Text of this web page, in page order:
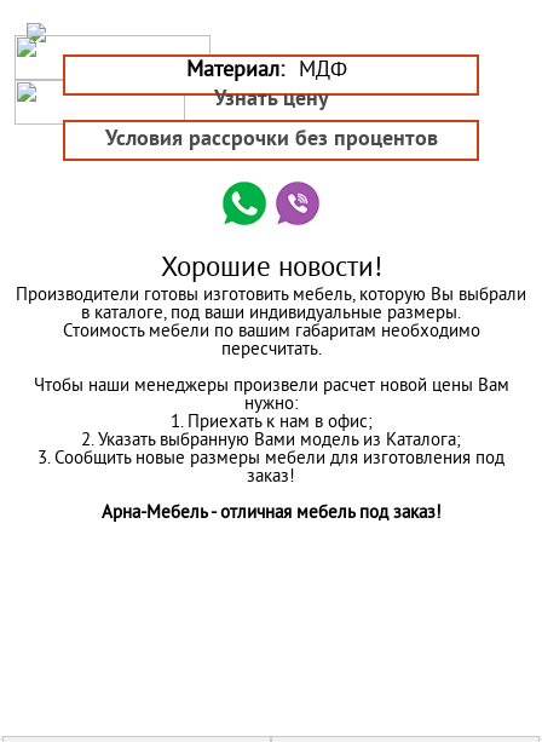
Материал: МДФ
Узнать цену
Условия рассрочки без процентов
Хорошие новости!
Производители готовы изготовить мебель, которую Вы выбрали
в каталоге, под ваши индивидуальные размеры.
Стоимость мебели по вашим габаритам необходимо
пересчитать.
Чтобы наши менеджеры произвели расчет новой цены Вам
нужно:
1. Приехать к нам в офис;
2. Указать выбранную Вами модель из Каталога;
3. Сообщить новые размеры мебели для изготовления под
заказ!
Арна-Мебель - отличная мебель под заказ!